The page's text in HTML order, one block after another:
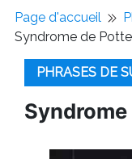
Page d'accueil
Syndrome de
PHRASES DE